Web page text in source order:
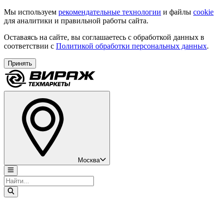
Мы используем рекомендательные технологии и файлы cookie
для аналитики и правильной работы сайта.
Оставаясь на сайте, вы соглашаетесь с обработкой данных в
соответствии с Политикой обработки персональных данных.
Принять
Москва